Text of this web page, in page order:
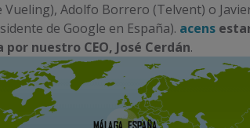
Vueling), Adolfo Borrero (Telvent) o
de Google en España). acens
nuestro CEO, José Cerdán.